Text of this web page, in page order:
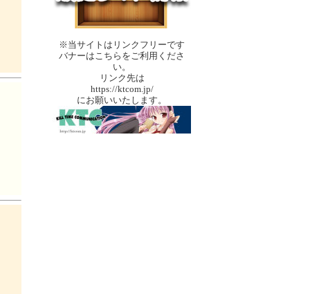
※当サイトはリンクフリーです
バナーはこちらをご利用くださ
い。
リンク先は
https://ktcom.jp/
にお願いいたします。